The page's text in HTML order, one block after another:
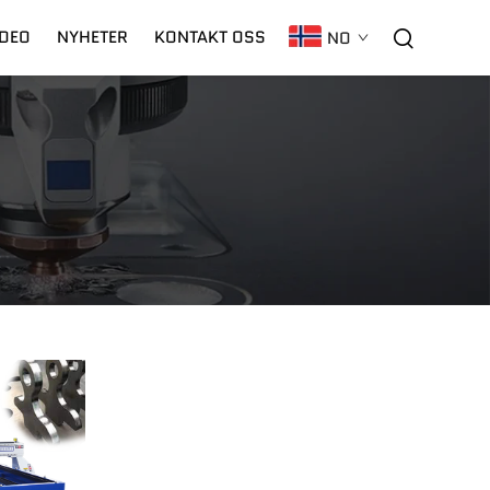
Garanti
C02 Laser
NYHETER KONTAKT OSS NO